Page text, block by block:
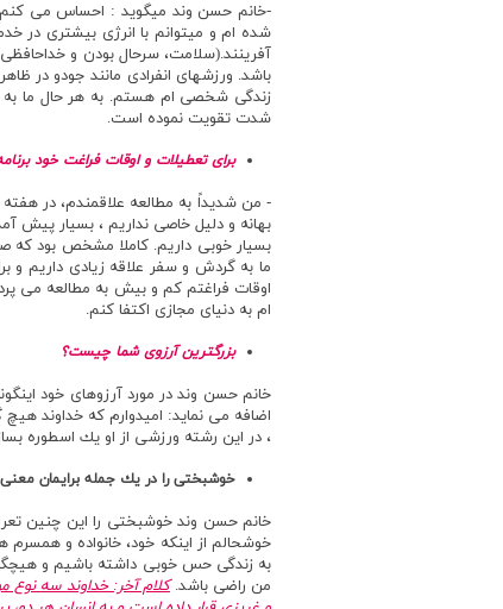
-خانم حسن وند ميگويد : احساس مي كنم
شده ام و ميتوانم با انرژي بيشتري در
آفرينند.(سلامت، سرحال بودن و
باشد. ورزشهاي انفرادي مانند جودو در
زندگي شخصي ام هستم. به هر حال ما به
شدت تقويت نموده است.
براي تعطيلات و اوقات فراغت خود
- من شديداً به مطالعه علاقمندم، در
بهانه و دليل خاصي نداريم ، بسيار پيش
بسيار خوبي داريم. كاملا مشخص بود كه
ما به گردش و سفر علاقه زيادي داريم و
اوقات فراغتم كم و بيش به مطالعه مي
ام به دنياي مجازي اكتفا كنم.
بزرگترين آرزوي شما چيست؟
خانم حسن وند در مورد آرزوهاي خود
اضافه مي نمايد: اميدوارم كه خداوند
، در اين رشته ورزشي از او يك اسطوره
خوشبختي را در يك جمله برايمان
خانم حسن وند خوشبختي را اين چنين
خوشحالم از اينكه خود، خانواده و
به زندگي حس خوبي داشته باشيم و
من راضي باشد.كلام آخر: خداوند سه نوع